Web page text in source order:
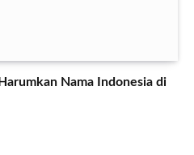
Nama Indonesia di